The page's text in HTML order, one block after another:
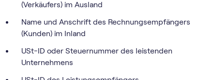
(Verkäufers) im Ausland
Name und Anschrift des Rechnungsempfängers
(Kunden) im Inland
USt-ID oder Steuernummer des leistenden
Unternehmens